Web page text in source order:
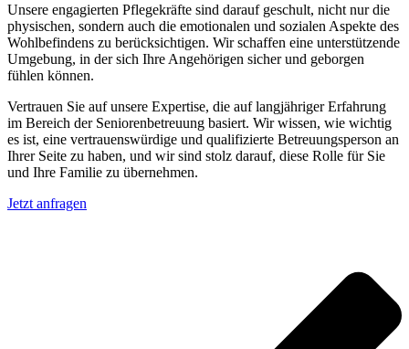
Unsere engagierten Pflegekräfte sind darauf geschult, nicht nur die
physischen, sondern auch die emotionalen und sozialen Aspekte des
Wohlbefindens zu berücksichtigen. Wir schaffen eine unterstützende
Umgebung, in der sich Ihre Angehörigen sicher und geborgen
fühlen können.
Vertrauen Sie auf unsere Expertise, die auf langjähriger Erfahrung
im Bereich der Seniorenbetreuung basiert. Wir wissen, wie wichtig
es ist, eine vertrauenswürdige und qualifizierte Betreuungsperson an
Ihrer Seite zu haben, und wir sind stolz darauf, diese Rolle für Sie
und Ihre Familie zu übernehmen.
Jetzt anfragen